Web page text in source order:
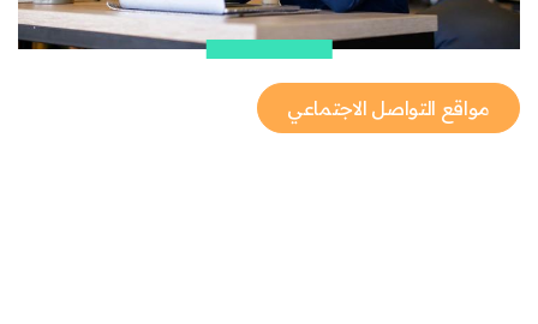
مواقع التواصل الاجتماعي